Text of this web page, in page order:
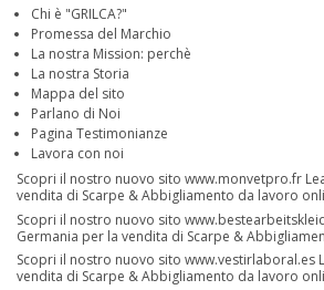
Chi è "GRILCA?"
Promessa del Marchio
La nostra Mission: perchè
La nostra Storia
Mappa del sito
Parlano di Noi
Pagina Testimonianze
Lavora con noi
Scopri il nostro nuovo sito www.monvetpro.fr
vendita di Scarpe & Abbigliamento da lavoro
Scopri il nostro nuovo sito
Germania per la vendita di Scarpe &
Scopri il nostro nuovo sito www.vestirlaboral.es
vendita di Scarpe & Abbigliamento da lavoro